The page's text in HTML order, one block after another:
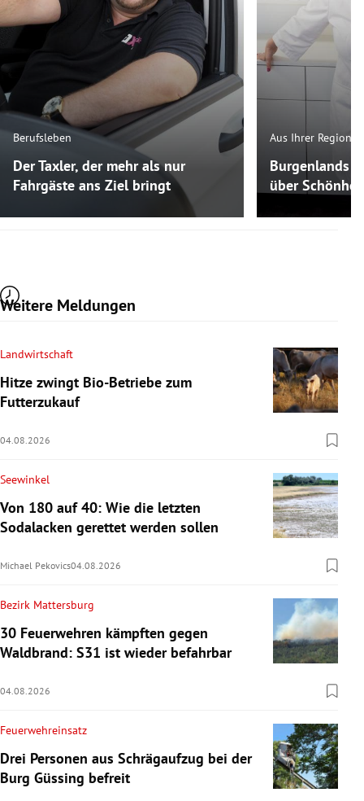
Berufsleben
Der Taxler, der mehr als nur
Fahrgäste ans Ziel bringt
Aus Ihrer Region
Burgenlands
über
Weitere Meldungen
Landwirtschaft
Hitze zwingt Bio-Betriebe zum
Futterzukauf
04.08.2026
Seewinkel
Von 180 auf 40: Wie die letzten
Sodalacken gerettet werden sollen
Michael Pekovics04.08.2026
Bezirk Mattersburg
30 Feuerwehren kämpften gegen
Waldbrand: S31 ist wieder befahrbar
04.08.2026
Feuerwehreinsatz
Drei Personen aus Schrägaufzug bei der
Burg Güssing befreit